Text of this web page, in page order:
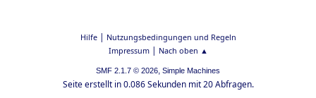
Hilfe| Nutzungsbedingungen und Regeln
Impressum| Nach oben ▲
SMF 2.1.7 © 2026, Simple Machines
Seite erstellt in 0.086 Sekunden mit 20 Abfragen.